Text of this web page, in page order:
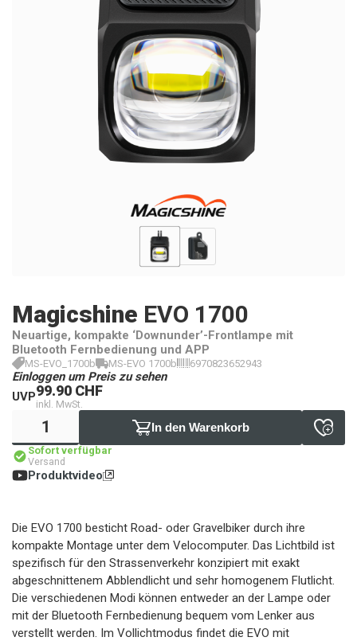
Magicshine EVO 1700
Neuartige, kompakte ‘Downunder’-Frontlampe mit
Bluetooth Fernbedienung und APP
MS-EVO_1700b MS-EVO 1700b 6970823652943
Einloggen um Preis zu sehen
UVP99.90 CHF
inkl. MwSt.
In den Warenkorb
Sofort verfügbar
Versand
Produktvideo
Die EVO 1700 besticht Road- oder Gravelbiker durch ihre
kompakte Montage unter dem Velocomputer. Das Lichtbild ist
spezifisch für den Strassenverkehr konzipiert mit exakt
abgeschnittenem Abblendlicht und sehr homogenem Flutlicht.
Die verschiedenen Modi können entweder an der Lampe oder
mit der Bluetooth Fernbedienung bequem vom Lenker aus
verstellt werden. Im Vollichtmodus findet die EVO mit